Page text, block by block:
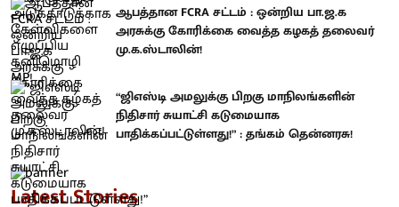
ஆபத்தான FCRA சட்டம் : ஒன்றிய பா.ஜ.க
அரசுக்கு கோரிக்கை வைத்த கழகத் தலைவர்
மு.க.ஸ்டாலின்!
“ஜிஎஸ்டி அமலுக்கு பிறகு மாநிலங்களின்
நிதிசார் சுயாட்சி கடுமையாக
பாதிக்கப்பட்டுள்ளது!” : தங்கம் தென்னரசு!
Latest Stories